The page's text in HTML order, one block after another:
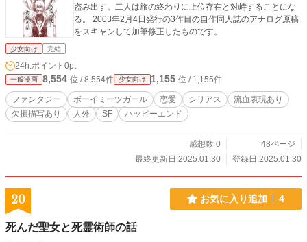
盗み出す。二人は旅の終わりに上位存在と対峙することにな
る。 2003年2月4日発行の3作目の自作同人誌のアナログ原稿
をスキャンして加筆修正したものです。
少女向け 完結
24h.ポイント 0pt
一般漫画 8,554 位 / 8,554件 少女向け 1,155 位 / 1,155件
ファンタジー ボーイミーツガール 恋愛 シリアス
流血表現あり
欠損描写あり
人外 SF ハッピーエンド
感想数 0
48ページ
最終更新日 2025.01.30
登録日 2025.01.30
20 お気に入り追加 4
死んだ聖女と死霊術師の話